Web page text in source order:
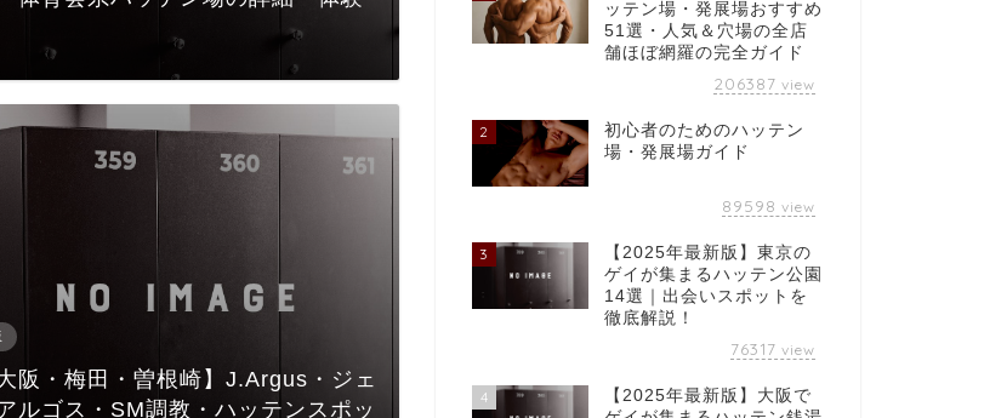
大阪・梅田・曽根崎】J.Argus・ジェ
ルゴス・SM調教・ハッテンスポッ
ッテン場・発展場おすすめ
51選・人気＆穴場の全店
舗ほぼ網羅の完全ガイド
206387 view
2
初心者のためのハッテン
場・発展場ガイド
89598 view
3
【2025年最新版】東京の
ゲイが集まるハッテン公園
14選｜出会いスポットを
徹底解説！
76317 view
4
【2025年最新版】大阪で